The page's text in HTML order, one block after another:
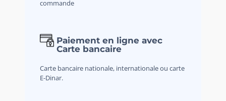
commande
Paiement en ligne avec
Carte bancaire
Carte bancaire nationale, internationale ou carte
E-Dinar.